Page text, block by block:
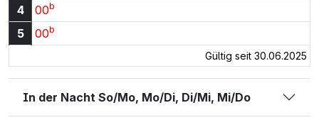
4
00b
5
00b
Gültig seit 30.06.2025
In der Nacht So/Mo, Mo/Di, Di/Mi, Mi/Do